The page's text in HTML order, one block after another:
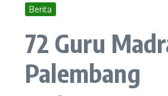
Berita
72 Guru
Palembang